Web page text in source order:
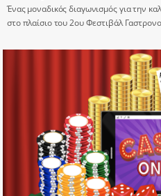
Ένας μοναδικός διαγωνισμός για την
στο πλαίσιο του 2ου Φεστιβάλ